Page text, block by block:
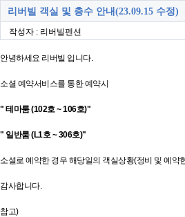
리버빌 객실 및 층수 안내(23.09.15 수정)
작성자 : 리버빌펜션
안녕하세요 리버빌 입니다.
소셜 예약서비스를 통한 예약시
" 테마룸 (102호 ~ 106호)"
" 일반룸 (L1호 ~ 306호)"
소셜로 예약한 경우 해당일의 객실상황(정비 및 예약
감사합니다.
참고)